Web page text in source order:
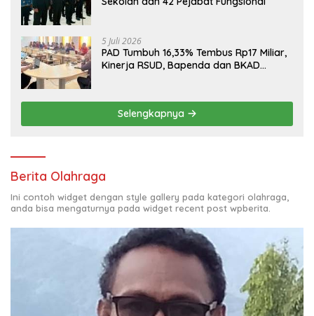
5 Juli 2026
PAD Tumbuh 16,33% Tembus Rp17 Miliar,
Kinerja RSUD, Bapenda dan BKAD
Selengkapnya
Berita Olahraga
Ini contoh widget dengan style gallery pada kategori olahraga,
anda bisa mengaturnya pada widget recent post wpberita.